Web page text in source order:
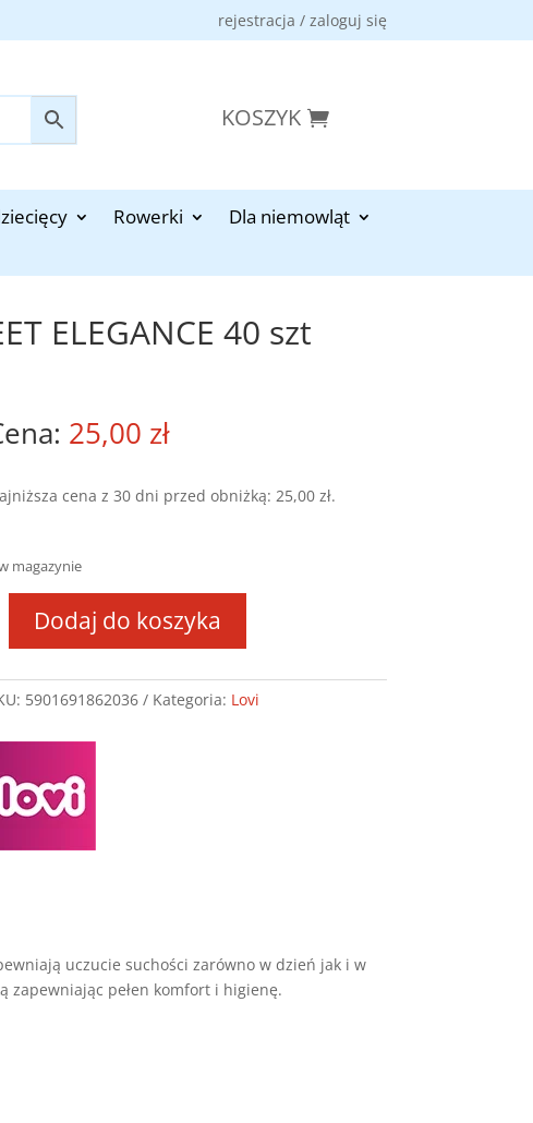
rejestracja / zaloguj się
KOSZYK
Rowerki
Dla niemowląt
ELEGANCE 40 szt
25,00 zł
cena z 30 dni przed obniżką:25,00zł.
magazynie
LOVI
Dodaj do koszyka
5901691862036 Kategoria: Lovi
uczucie suchości zarówno w dzień jak i w
zapewniając pełen komfort i higienę.